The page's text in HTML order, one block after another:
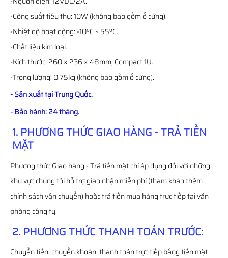
-Công suất tiêu thụ: 10W (không bao gồm ổ cứng).
-Nhiệt độ hoạt động: -10ºC ~ 55ºC.
-Chất liệu kim loại.
-Kích thước: 260 x 236 x 48mm, Compact 1U.
-Trọng lượng: 0.75kg (không bao gồm ổ cứng).
- Sản xuất tại Trung Quốc.
- Bảo hành: 24 tháng.
1. PHƯƠNG THỨC GIAO HÀNG - TRẢ TIỀN
MẶT
Phương thức Giao hàng - Trả tiền mặt chỉ áp dụng đối với những
khu vực chúng tôi hỗ trợ giao nhận miễn phí (tham khảo thêm
chính sách vận chuyển) hoặc trả tiền mua hàng trực tiếp tại văn
phòng công ty.
2. PHƯƠNG THỨC THANH TOÁN TRƯỚC:
Chuyển tiền, chuyển khoản, thanh toán trực tiếp bằng tiền mặt